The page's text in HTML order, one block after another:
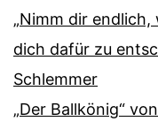
„Nimm dir
dich dafür zu
Schlemmer
„Der Ballkönig“